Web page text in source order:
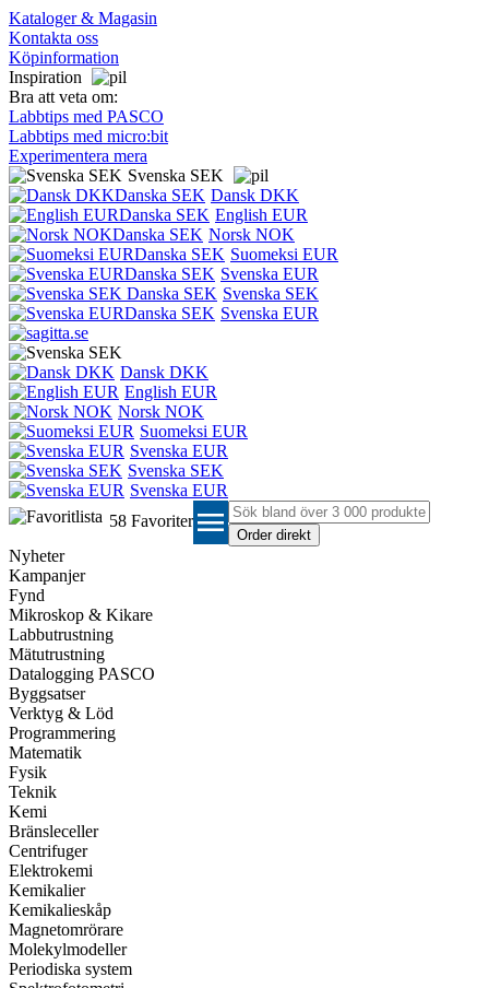
Kataloger & Magasin
Kontakta oss
Köpinformation
Inspiration
Bra att veta om:
Labbtips med PASCO
Labbtips med micro:bit
Experimentera mera
Svenska SEK
Dansk DKK
English EUR
Norsk NOK
Suomeksi EUR
Svenska EUR
Svenska SEK
Svenska EUR
Dansk DKK
English EUR
Norsk NOK
Suomeksi EUR
Svenska EUR
Svenska SEK
Svenska EUR
58 Favoriter menu
Nyheter
Kampanjer
Fynd
Mikroskop & Kikare
Labbutrustning
Mätutrustning
Datalogging PASCO
Byggsatser
Verktyg & Löd
Programmering
Matematik
Fysik
Teknik
Kemi
Bränsleceller
Centrifuger
Elektrokemi
Kemikalier
Kemikalieskåp
Magnetomrörare
Molekylmodeller
Periodiska system